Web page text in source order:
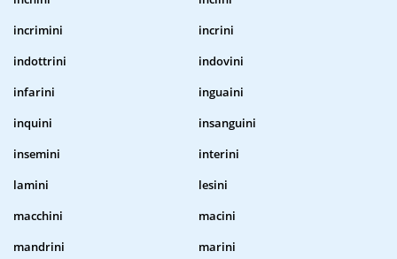
incrimini
incrini
indottrini
indovini
infarini
inguaini
inquini
insanguini
insemini
interini
lamini
lesini
macchini
macini
mandrini
marini